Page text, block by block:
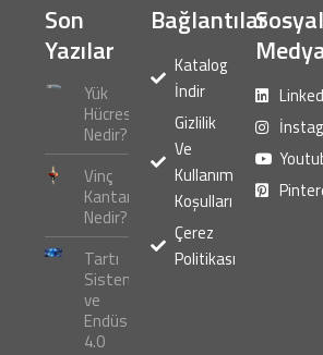
Son
Yazılar
Yük
Hücresi
Nedir?
Vinç
Kantarı
Nedir?
Tartı
Sistemleri
ve
Endüstri
4.0
Bağlantılar
Katalog
İndir
Gizlilik
Ve
Kullanım
Koşulları
Çerez
Politikası
Sosyal